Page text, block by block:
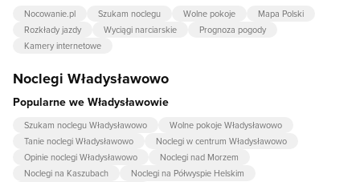
Nocowanie.pl Szukam noclegu Wolne pokoje
Mapa Polski
Rozkłady jazdy
Wyciągi narciarskie
Prognoza pogody
Kamery internetowe
Noclegi Władysławowo
Popularne we Władysławowie
Szukam noclegu Władysławowo
Wolne pokoje Władysławowo
Tanie noclegi Władysławowo
Noclegi w centrum Władysławowo
Opinie noclegi Władysławowo
Noclegi nad Morzem
Noclegi na Kaszubach
Noclegi na Półwyspie Helskim